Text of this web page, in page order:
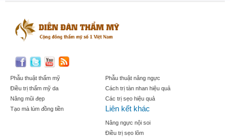
Phẫu thuật thẩm mỹ
Điều trị thẩm mỹ da
Nâng mũi đẹp
Tạo mà lúm đồng tiền
Phẫu thuật nâng ngực
Cách trị tàn nhan hiệu quả
Các trị sẹo hiệu quả
Liên kết khác
Nâng ngực nội soi
Điều trị sẹo lõm